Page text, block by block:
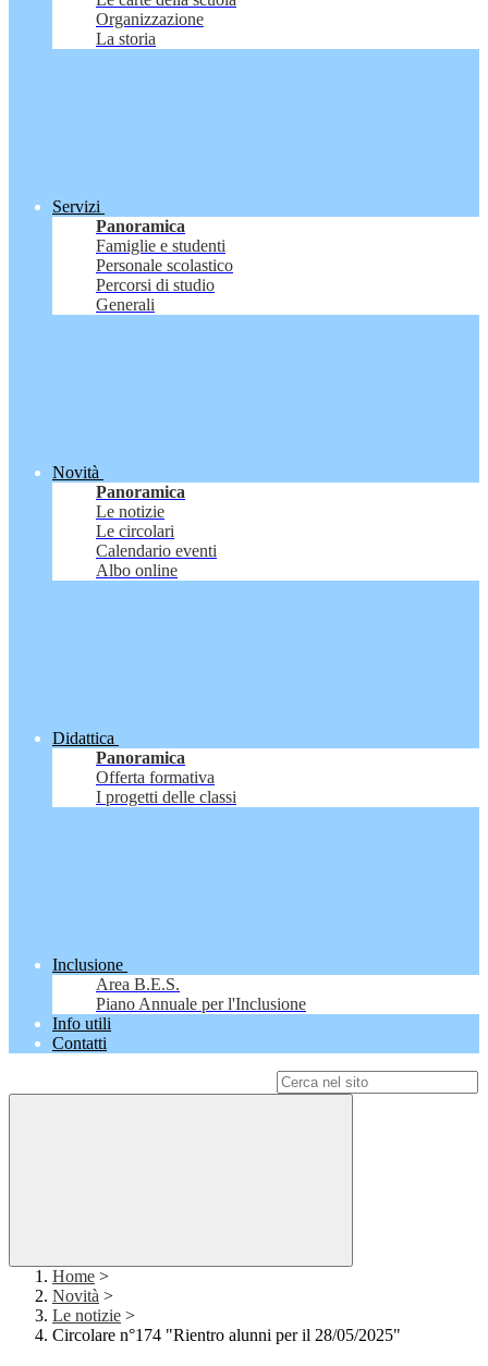
Organizzazione
La storia
Servizi
Panoramica
Famiglie e studenti
Personale scolastico
Percorsi di studio
Generali
Novità
Panoramica
Le notizie
Le circolari
Calendario eventi
Albo online
Didattica
Panoramica
Offerta formativa
I progetti delle classi
Inclusione
Area B.E.S.
Piano Annuale per l'Inclusione
Info utili
Contatti
Home >
Novità >
Le notizie >
Circolare n°174 "Rientro alunni per il 28/05/2025"